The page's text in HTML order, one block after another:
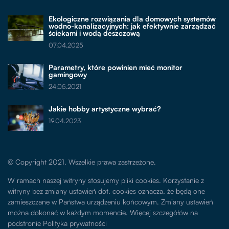
Ekologiczne rozwiązania dla domowych systemów
wodno-kanalizacyjnych: jak efektywnie zarządzać
ściekami i wodą deszczową
07.04.2025
Parametry, które powinien mieć monitor
gamingowy
24.05.2021
Jakie hobby artystyczne wybrać?
19.04.2023
© Copyright 2021. Wszelkie prawa zastrzeżone.
W ramach naszej witryny stosujemy pliki cookies. Korzystanie z
witryny bez zmiany ustawień dot. cookies oznacza, że będą one
zamieszczane w Państwa urządzeniu końcowym. Zmiany ustawień
można dokonać w każdym momencie. Więcej szczegółów na
podstronie Polityka prywatności